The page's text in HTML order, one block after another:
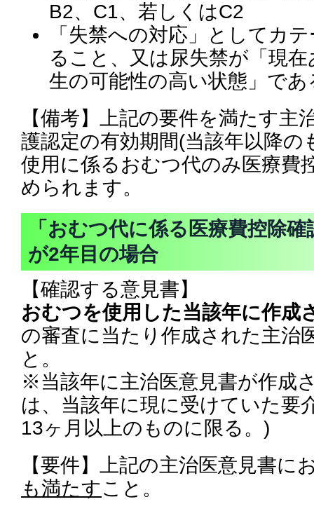
B2、C1、若しくはC2
「失禁への対応」としてカ
ること、又は尿失禁が「現
生の可能性の高い状態」で
【備考】上記の要件を満たす主
護認定の有効期間(当該年以降
使用に係るおむつ代のみ医療費
められます。
「おむつ代に係る医療費控除
が2年目の場合
【確認する意見書】
おむつを使用した当該年に作成
の審査に当たり作成された主治
と。
※当該年に主治医意見書が作成
は、当該年に現に受けていた要
13ヶ月以上のものに限る。)
【要件】上記の主治医意見書に
も満たすこと。